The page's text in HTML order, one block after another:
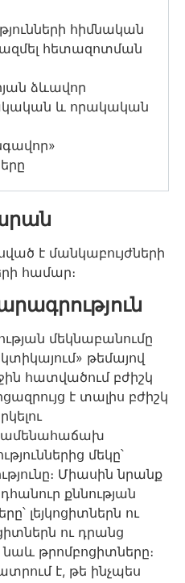
հիմնական
հետազոտման
ձևավոր
և որակական
»
է մանկաբույժների
համար։
մեկնաբանումը
թեմայով
հատվածում բժիշկ
է տալիս բժիշկ
ամենահաճախ
մեկը՝
Միասին նրանք
քննության
լեյկոցիտներն ու
ու դրանց
թրոմբոցիտները։
է, թե ինչպես